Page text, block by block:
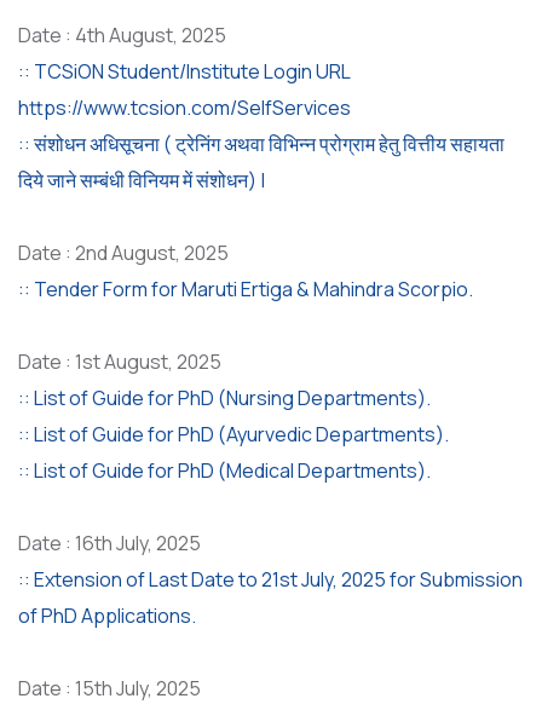
Date : 4th August, 2025
:: TCSiON Student/Institute Login URL
https://www.tcsion.com/SelfServices
:: संशोधन अधिसूचना ( ट्रेनिंग अथवा विभिन्न प्रोग्राम हेतु वित्तीय सहायता
दिये जाने सम्बंधी विनियम में संशोधन) |
Date : 2nd August, 2025
:: Tender Form for Maruti Ertiga & Mahindra Scorpio.
Date : 1st August, 2025
:: List of Guide for PhD (Nursing Departments).
:: List of Guide for PhD (Ayurvedic Departments).
:: List of Guide for PhD (Medical Departments).
Date : 16th July, 2025
:: Extension of Last Date to 21st July, 2025 for Submission
of PhD Applications.
Date : 15th July, 2025